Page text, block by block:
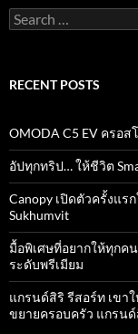
Search
for:
RECENT POSTS
OMODA C5 EV ครอส
อัปทุกทริป… ให้ชีวิต
Canopy เปิดตัวครั้งแร
Sukhumvit
มื้อพิเศษที่อยากให้ทุกค
ระดับพรีเมียม
แกรนด์สิริ​ รีสอร์ท​ เขา
ขยายครอบครัว แกรน